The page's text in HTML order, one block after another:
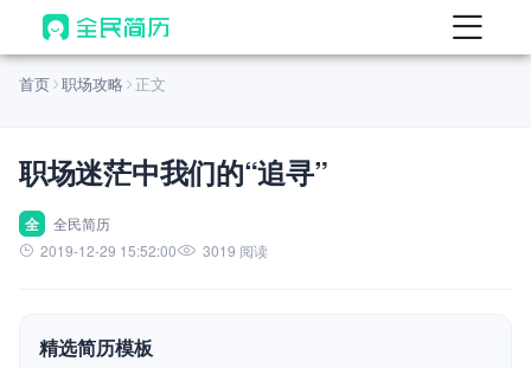
首页
AI 生成简历
AI 优化简历
AI 翻译简历
AI 模拟面试
首页 职场攻略 正文
职场迷茫中我们的“追寻”
全
全民简历
2019-12-29 15:52:00
3019 阅读
精选简历模板